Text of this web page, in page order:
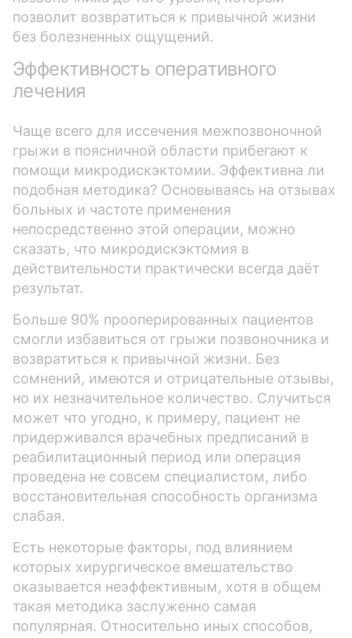
позволит возвратиться к привычной жизни
без болезненных ощущений.
Эффективность оперативного
лечения
Чаще всего для иссечения межпозвоночной
грыжи в поясничной области прибегают к
помощи микродискэктомии. Эффективна ли
подобная методика? Основываясь на отзывах
больных и частоте применения
непосредственно этой операции, можно
сказать, что микродискэктомия в
действительности практически всегда даёт
результат.
Больше 90% прооперированных пациентов
смогли избавиться от грыжи позвоночника и
возвратиться к привычной жизни. Без
сомнений, имеются и отрицательные отзывы,
но их незначительное количество. Случиться
может что угодно, к примеру, пациент не
придерживался врачебных предписаний в
реабилитационный период или операция
проведена не совсем специалистом, либо
восстановительная способность организма
слабая.
Есть некоторые факторы, под влиянием
которых хирургическое вмешательство
оказывается неэффективным, хотя в общем
такая методика заслуженно самая
популярная. Относительно иных способов,